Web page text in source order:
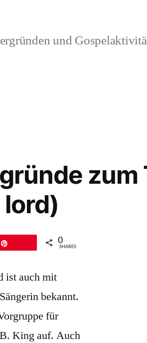
und
zum
0
SHARES
ist auch mit
bekannt.
für
King auf. Auch